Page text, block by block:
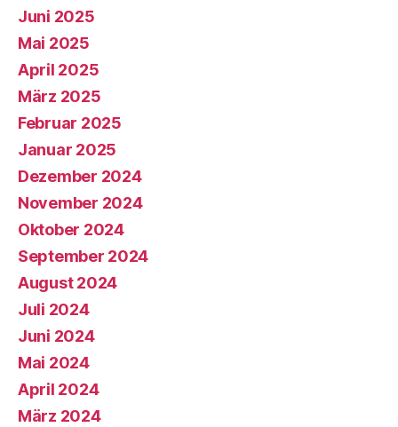
Juni 2025
Mai 2025
April 2025
März 2025
Februar 2025
Januar 2025
Dezember 2024
November 2024
Oktober 2024
September 2024
August 2024
Juli 2024
Juni 2024
Mai 2024
April 2024
März 2024